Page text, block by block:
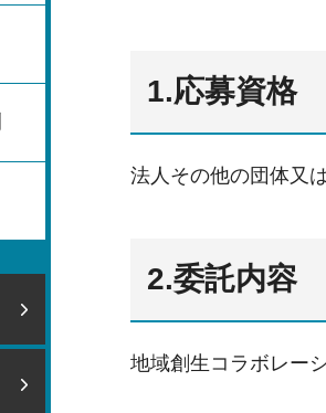
1.応募資格
法人その他の団体又
2.委託内容
地域創生コラボレー